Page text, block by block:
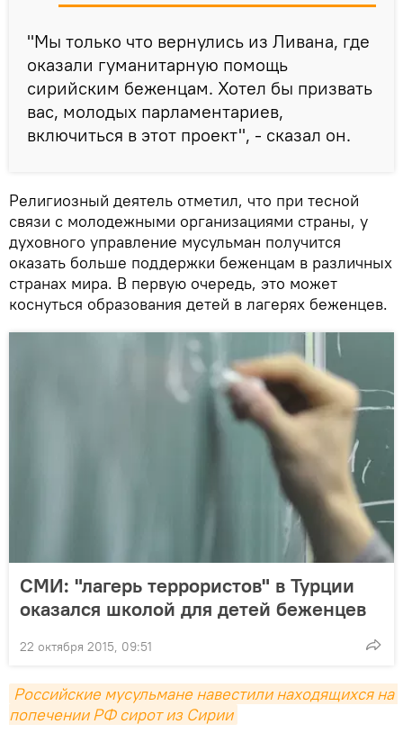
"Мы только что вернулись из Ливана, где
оказали гуманитарную помощь
сирийским беженцам. Хотел бы призвать
вас, молодых парламентариев,
включиться в этот проект", - сказал он.
Религиозный деятель отметил, что при тесной
связи с молодежными организациями страны, у
духовного управление мусульман получится
оказать больше поддержки беженцам в различных
странах мира. В первую очередь, это может
коснуться образования детей в лагерях беженцев.
СМИ: "лагерь террористов" в Турции
оказался школой для детей беженцев
22 октября 2015, 09:51
Российские мусульмане навестили находящихся на
попечении РФ сирот из Сирии